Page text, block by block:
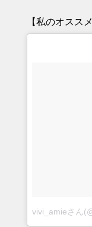
【私のオスス
vivi_amieさん